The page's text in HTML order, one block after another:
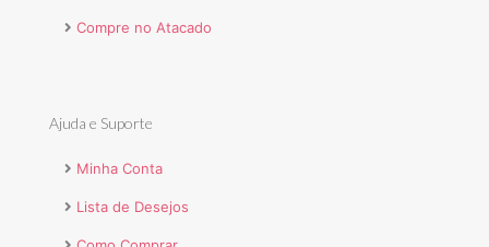
Compre no Atacado
Ajuda e Suporte
Minha Conta
Lista de Desejos